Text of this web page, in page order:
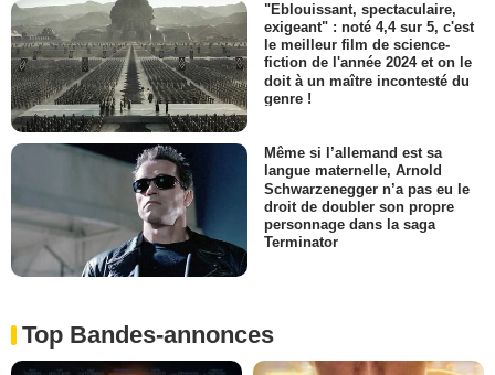
"Eblouissant, spectaculaire,
exigeant" : noté 4,4 sur 5, c'est
le meilleur film de science-
fiction de l'année 2024 et on le
doit à un maître incontesté du
genre !
Même si l’allemand est sa
langue maternelle, Arnold
Schwarzenegger n’a pas eu le
droit de doubler son propre
personnage dans la saga
Terminator
Top Bandes-annonces